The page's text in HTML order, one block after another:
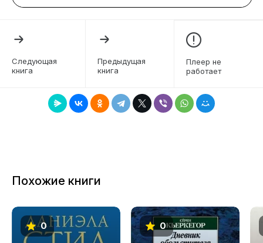
Следующая
книга
Предыдущая
книга
Плеер не
работает
Похожие книги
0 0